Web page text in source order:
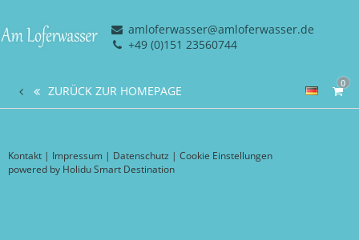
amloferwasser@amloferwasser.de
+49 (0)151 23560744
0
ZURÜCK ZUR HOMEPAGE
Kontakt | Impressum | Datenschutz | Cookie Einstellungen
powered by Holidu Smart Destination